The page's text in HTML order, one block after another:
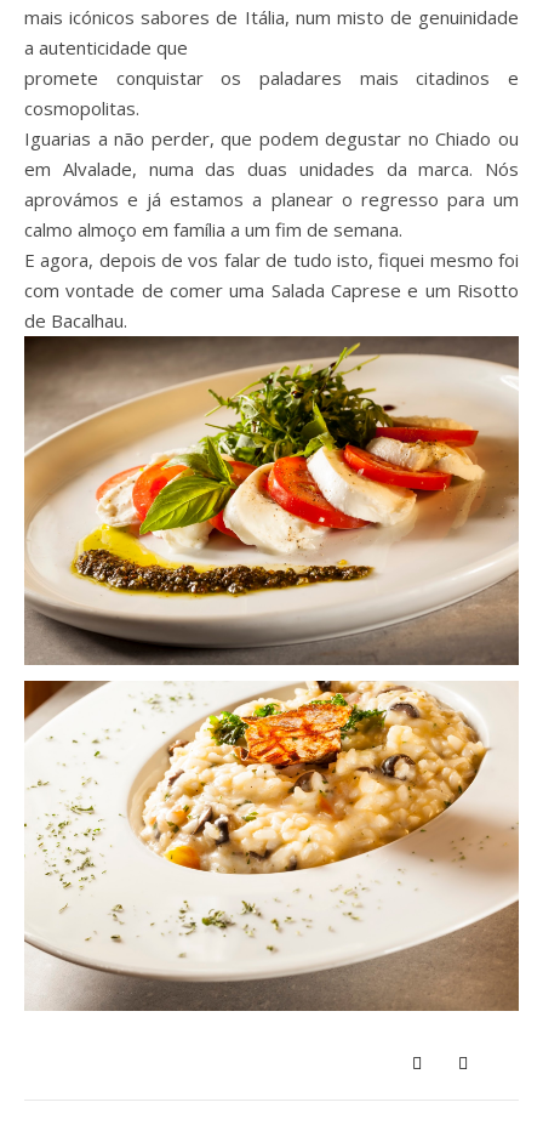
mais icónicos sabores de Itália, num misto de genuinidade
a autenticidade que
promete conquistar os paladares mais citadinos e
cosmopolitas.
Iguarias a não perder, que podem degustar no Chiado ou
em Alvalade, numa das duas unidades da marca. Nós
aprovámos e já estamos a planear o regresso para um
calmo almoço em família a um fim de semana.
E agora, depois de vos falar de tudo isto, fiquei mesmo foi
com vontade de comer uma Salada Caprese e um Risotto
de Bacalhau.